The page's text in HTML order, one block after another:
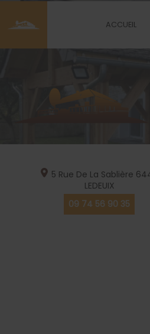
5 Rue De La Sablière
LEDEUIX
09 74 56 90 35
ACCUEIL